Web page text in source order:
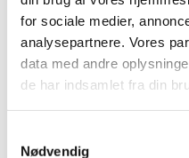
for sociale medier,
analysepartnere. Vores
data med andre
de har indsamlet fra din
Nødvendig
2019 (159)
2018 (150)
2017 (167)
december (4)